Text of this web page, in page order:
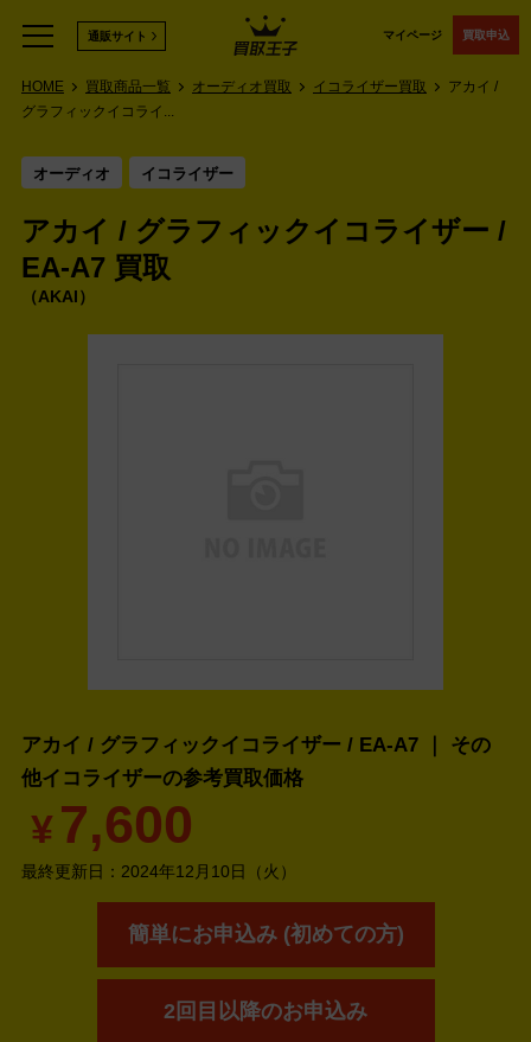
マイページ 買取申込
通販サイト
HOME 買取商品一覧 オーディオ買取 イコライザー買取
アカイ /
グラフィックイコライ...
オーディオ イコライザー
アカイ / グラフィックイコライザー /
EA-A7 買取
AKAI
アカイ / グラフィックイコライザー / EA-A7 ｜ その
他イコライザーの参考買取価格
¥7,600
最終更新日： 2024年12月10日（火）
簡単にお申込み (初めての方)
2回目以降のお申込み